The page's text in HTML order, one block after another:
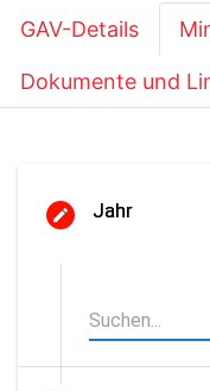
GAV-Details
Dokumente und
Jahr